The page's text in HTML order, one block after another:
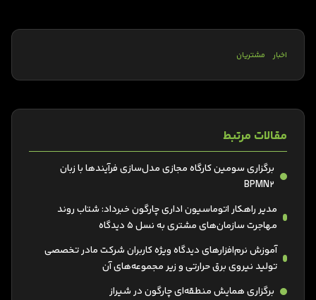
اخبار مشتریان
مقالات مرتبط
برگزاری سومین کارگاه مجازی مدل‌سازی فرآیندها با زبان
BPMN2
مدیر راهکار اتوماسیون اداری چارگون خبرداد: شتاب روند
مهاجرت سازمان‌های مشتری به نسل 5 دیدگاه
آموزش نرم‌افزارهای دیدگاه ویژه کاربران شرکت مادر تخصصی
تولید نیروی برق حرارتی و زیر مجموعه‌های آن
برگزاری همایش منطقه‌ای چارگون در شیراز